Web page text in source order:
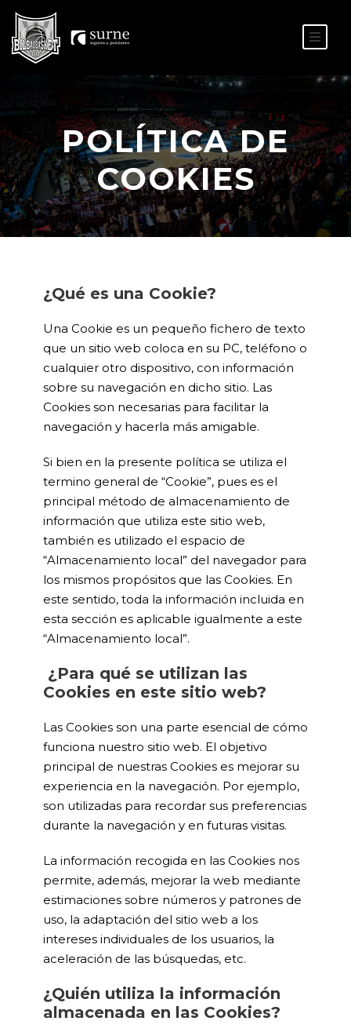
POLÍTICA DE
COOKIES
¿Qué es una Cookie?
Una Cookie es un pequeño fichero de texto
que un sitio web coloca en su PC, teléfono o
cualquier otro dispositivo, con información
sobre su navegación en dicho sitio. Las
Cookies son necesarias para facilitar la
navegación y hacerla más amigable.
Si bien en la presente política se utiliza el
termino general de “Cookie”, pues es el
principal método de almacenamiento de
información que utiliza este sitio web,
también es utilizado el espacio de
“Almacenamiento local” del navegador para
los mismos propósitos que las Cookies. En
este sentido, toda la información incluida en
esta sección es aplicable igualmente a este
“Almacenamiento local”.
¿Para qué se utilizan las
Cookies en este sitio web?
Las Cookies son una parte esencial de cómo
funciona nuestro sitio web. El objetivo
principal de nuestras Cookies es mejorar su
experiencia en la navegación. Por ejemplo,
son utilizadas para recordar sus preferencias
durante la navegación y en futuras visitas.
La información recogida en las Cookies nos
permite, además, mejorar la web mediante
estimaciones sobre números y patrones de
uso, la adaptación del sitio web a los
intereses individuales de los usuarios, la
aceleración de las búsquedas, etc.
¿Quién utiliza la información
almacenada en las Cookies?